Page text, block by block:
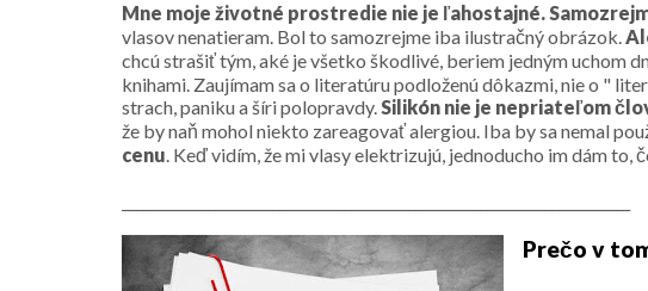
Mne moje životné prostredie nie je ľahostajné.
vlasov nenatieram. Bol to samozrejme iba ilustračný obrázok.
chcú strašiť tým, aké je všetko škodlivé, beriem jedným uchom
knihami. Zaujímam sa o literatúru podloženú dôkazmi, nie o "
strach, paniku a šíri polopravdy.Silikón nie je nepriateľom
že by naň mohol niekto zareagovať alergiou. Iba by sa nemal
cenu. Keď vidím, že mi vlasy elektrizujú, jednoducho im dám to,
Prečo v